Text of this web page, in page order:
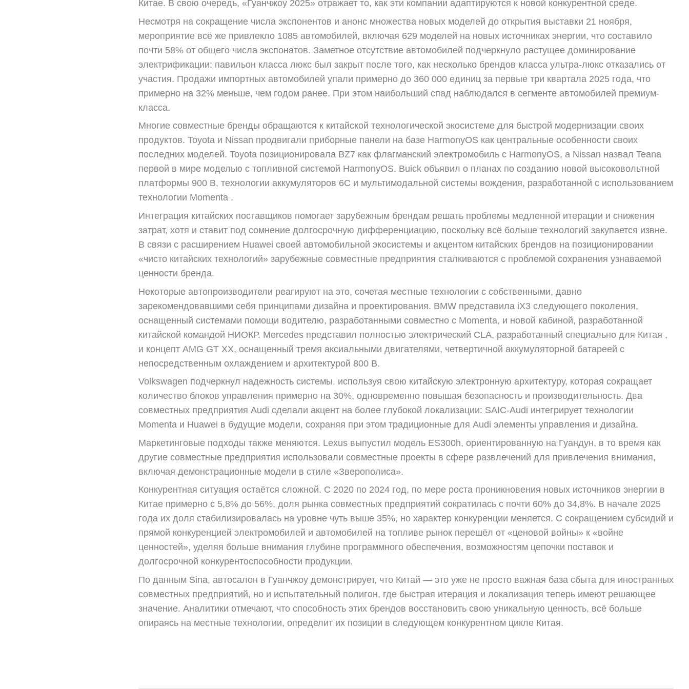
Китае. В свою очередь, «Гуанчжоу 2025» отражает то, как эти компании адаптируются к новой конкурентной среде.
Несмотря на сокращение числа экспонентов и анонс множества новых моделей до открытия выставки 21 ноября,
мероприятие всё же привлекло 1085 автомобилей, включая 629 моделей на новых источниках энергии, что составило
почти 58% от общего числа экспонатов. Заметное отсутствие автомобилей подчеркнуло растущее доминирование
электрификации: павильон класса люкс был закрыт после того, как несколько брендов класса ультра-люкс отказались от
участия. Продажи импортных автомобилей упали примерно до 360 000 единиц за первые три квартала 2025 года, что
примерно на 32% меньше, чем годом ранее. При этом наибольший спад наблюдался в сегменте автомобилей премиум-
класса.
Многие совместные бренды обращаются к китайской технологической экосистеме для быстрой модернизации своих
продуктов. Toyota и Nissan продвигали приборные панели на базе HarmonyOS как центральные особенности своих
последних моделей. Toyota позиционировала BZ7 как флагманский электромобиль с HarmonyOS, а Nissan назвал Teana
первой в мире моделью с топливной системой HarmonyOS. Buick объявил о планах по созданию новой высоковольтной
платформы 900 В, технологии аккумуляторов 6C и мультимодальной системы вождения, разработанной с использованием
технологии Momenta .
Интеграция китайских поставщиков помогает зарубежным брендам решать проблемы медленной итерации и снижения
затрат, хотя и ставит под сомнение долгосрочную дифференциацию, поскольку всё больше технологий закупается извне.
В связи с расширением Huawei своей автомобильной экосистемы и акцентом китайских брендов на позиционировании
«чисто китайских технологий» зарубежные совместные предприятия сталкиваются с проблемой сохранения узнаваемой
ценности бренда.
Некоторые автопроизводители реагируют на это, сочетая местные технологии с собственными, давно
зарекомендовавшими себя принципами дизайна и проектирования. BMW представила iX3 следующего поколения,
оснащенный системами помощи водителю, разработанными совместно с Momenta, и новой кабиной, разработанной
китайской командой НИОКР. Mercedes представил полностью электрический CLA, разработанный специально для Китая ,
и концепт AMG GT XX, оснащенный тремя аксиальными двигателями, четвертичной аккумуляторной батареей с
непосредственным охлаждением и архитектурой 800 В.
Volkswagen подчеркнул надежность системы, используя свою китайскую электронную архитектуру, которая сокращает
количество блоков управления примерно на 30%, одновременно повышая безопасность и производительность. Два
совместных предприятия Audi сделали акцент на более глубокой локализации: SAIC-Audi интегрирует технологии
Momenta и Huawei в будущие модели, сохраняя при этом традиционные для Audi элементы управления и дизайна.
Маркетинговые подходы также меняются. Lexus выпустил модель ES300h, ориентированную на Гуандун, в то время как
другие совместные предприятия использовали совместные проекты в сфере развлечений для привлечения внимания,
включая демонстрационные модели в стиле «Зверополиса».
Конкурентная ситуация остаётся сложной. С 2020 по 2024 год, по мере роста проникновения новых источников энергии в
Китае примерно с 5,8% до 56%, доля рынка совместных предприятий сократилась с почти 60% до 34,8%. В начале 2025
года их доля стабилизировалась на уровне чуть выше 35%, но характер конкуренции меняется. С сокращением субсидий и
прямой конкуренцией электромобилей и автомобилей на топливе рынок перешёл от «ценовой войны» к «войне
ценностей», уделяя больше внимания глубине программного обеспечения, возможностям цепочки поставок и
долгосрочной конкурентоспособности продукции.
По данным Sina, автосалон в Гуанчжоу демонстрирует, что Китай — это уже не просто важная база сбыта для иностранных
совместных предприятий, но и испытательный полигон, где быстрая итерация и локализация теперь имеют решающее
значение. Аналитики отмечают, что способность этих брендов восстановить свою уникальную ценность, всё больше
опираясь на местные технологии, определит их позиции в следующем конкурентном цикле Китая.